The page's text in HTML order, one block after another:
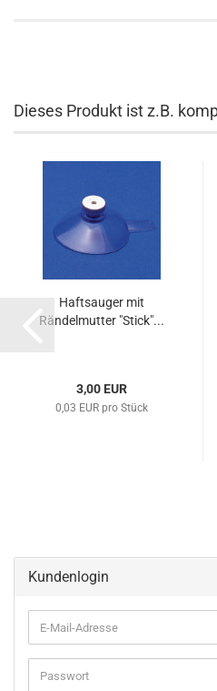
Dieses Produkt ist z.B.
Haftsauger mit
Rändelmutter "Stick"...
3,00 EUR
0,03 EUR pro Stück
Kundenlogin
E-
Mail-
Adresse
Passwort